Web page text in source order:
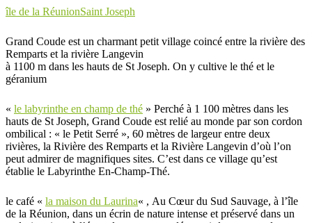
île de la RéunionSaint Joseph
Grand Coude est un charmant petit village coincé entre la rivière des
Remparts et la rivière Langevin
à 1100 m dans les hauts de St Joseph. On y cultive le thé et le
géranium
« le labyrinthe en champ de thé » Perché à 1 100 mètres dans les
hauts de St Joseph, Grand Coude est relié au monde par son cordon
ombilical : « le Petit Serré », 60 mètres de largeur entre deux
rivières, la Rivière des Remparts et la Rivière Langevin d’où l’on
peut admirer de magnifiques sites. C’est dans ce village qu’est
établie le Labyrinthe En-Champ-Thé.
le café « la maison du Laurina« , Au Cœur du Sud Sauvage, à l’île
de la Réunion, dans un écrin de nature intense et préservé dans un